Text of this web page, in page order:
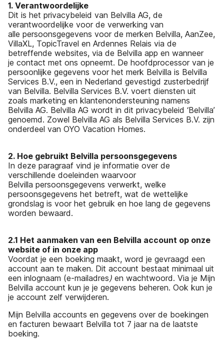
1. Verantwoordelijke
Dit is het privacybeleid van Belvilla AG, de
verantwoordelijke voor de verwerking van
alle persoonsgegevens voor de merken Belvilla, AanZee,
VillaXL, TopicTravel en Ardennes Relais via de
betreffende websites, via de Belvilla app en wanneer
je contact met ons opneemt. De hoofdprocessor van je
persoonlijke gegevens voor het merk Belvilla is Belvilla
Services B.V., een in Nederland gevestigd zusterbedrijf
van Belvilla. Belvilla Services B.V. voert diensten uit
zoals marketing en klantenondersteuning namens
Belvilla AG. Belvilla AG wordt in dit privacybeleid ‘Belvilla’
genoemd. Zowel Belvilla AG als Belvilla Services B.V. zijn
onderdeel van OYO Vacation Homes.
2. Hoe gebruikt Belvilla persoonsgegevens
In deze paragraaf vind je informatie over de
verschillende doeleinden waarvoor
Belvilla persoonsgegevens verwerkt, welke
persoonsgegevens het betreft, wat de wettelijke
grondslag is voor het gebruik en hoe lang de gegevens
worden bewaard.
2.1 Het aanmaken van een Belvilla account op onze
website of in onze app
Voordat je een boeking maakt, word je gevraagd een
account aan te maken. Dit account bestaat minimaal uit
een inlognaam (e-mailadres) en wachtwoord. Via je Mijn
Belvilla account kun je je gegevens beheren. Ook kun je
je account zelf verwijderen.
Mijn Belvilla accounts en gegevens over de boekingen
en facturen bewaart Belvilla tot 7 jaar na de laatste
boeking.